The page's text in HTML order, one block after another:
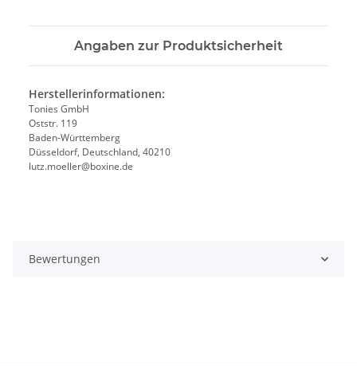
Angaben zur Produktsicherheit
Herstellerinformationen:
Tonies GmbH
Oststr. 119
Baden-Württemberg
Düsseldorf, Deutschland, 40210
lutz.moeller@boxine.de
Bewertungen